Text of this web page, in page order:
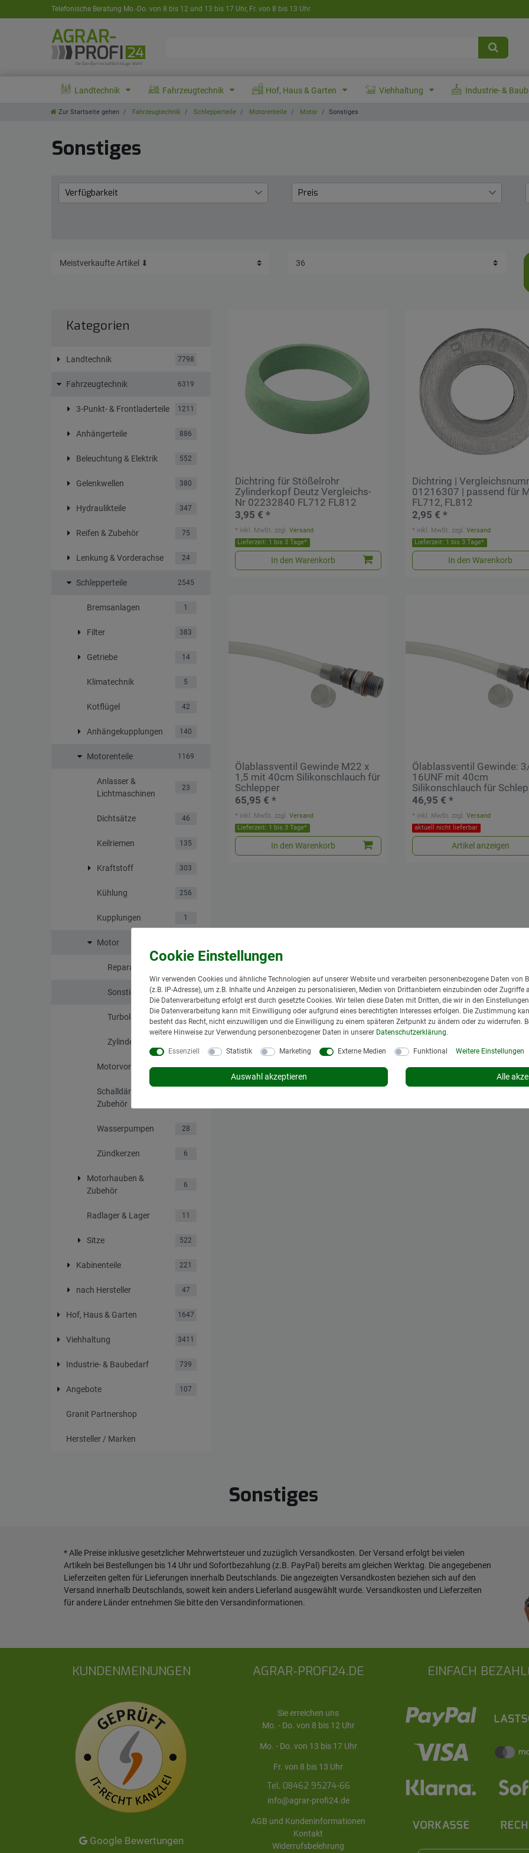
Telefonische Beratung Mo.-Do. von 8 bis 12 und 13 bis 17 Uhr, Fr. von 8 bis 13 Uhr
Landtechnik Fahrzeugtechnik Hof, Haus & Garten Viehhaltung Industrie- &
Zur Startseite gehen Fahrzeugtechnik Schlepperteile Motorenteile Motor Sonstiges
Sonstiges
Verfügbarkeit Preis
Kategorien
Landtechnik 7798
Fahrzeugtechnik 6319
3-Punkt- & Frontladerteile 1211
Anhängerteile 886
Beleuchtung & Elektrik 552
Gelenkwellen 380
Hydraulikteile 347
Reifen & Zubehör 75
Lenkung & Vorderachse 24
Schlepperteile 2545
Bremsanlagen 1
Filter 383
Getriebe 14
Klimatechnik 5
Kotflügel 42
Anhängekupplungen 140
Motorenteile 1169
Anlasser &
Lichtmaschinen
23
Dichtsätze 46
Keilriemen 135
Kraftstoff 303
Kühlung 256
Kupplungen 1
Motor
Reparatursätze
Sonstiges 6
Turbolader 11
Zylinderkopfdichtungen
Motorvorwärmer 19
Schalldämpfer &
Zubehör
Wasserpumpen 28
Zündkerzen 6
Motorhauben &
Zubehör
6
Radlager & Lager 11
Sitze 522
Kabinenteile 221
nach Hersteller 47
Hof, Haus & Garten 1647
Viehhaltung 3411
Industrie- & Baubedarf 739
Angebote 107
Granit Partnershop
Hersteller / Marken
Dichtring für Stößelrohr
Zylinderkopf Deutz Vergleichs-
Nr 02232840 FL712 FL812
3,95 € *
Lieferzeit: 1 bis 3 Tage*
In den Warenkorb
* inkl. MwSt. zzgl.Versand
Dichtring |
01216307 | passend für
FL712, FL812
2,95 € *
Lieferzeit: 1 bis 3 Tage*
In den Warenkorb
* inkl. MwSt. zzgl.Versand
Ölablassventil Gewinde M22 x
1,5 mit 40cm Silikonschlauch für
Schlepper
65,95 € *
Lieferzeit: 1 bis 3 Tage*
In den Warenkorb
* inkl. MwSt. zzgl.Versand
Ölablassventil Gewinde:
16UNF mit 40cm
Silikonschlauch für
46,95 € *
aktuell nicht lieferbar
Artikel anzeigen
* inkl. MwSt. zzgl.Versand
Sonstiges
* Alle Preise inklusive gesetzlicher Mehrwertsteuer und zuzüglich Versandkosten. Der Versand erfolgt bei vielen
Artikeln bei Bestellungen bis 14 Uhr und Sofortbezahlung (z.B. PayPal) bereits am gleichen Werktag. Die angegebenen
Lieferzeiten gelten für Lieferungen innerhalb Deutschlands. Die angezeigten Versandkosten beziehen sich auf den
Versand innerhalb Deutschlands, soweit kein anders Lieferland ausgewählt wurde. Versandkosten und Lieferzeiten
für andere Länder entnehmen Sie bitte den Versandinformationen.
EINFACH
KUNDENMEINUNGEN
Google Bewertungen
AGRAR-PROFI24.DE
Sie erreichen uns
Mo. - Do. von 8 bis 12 Uhr
Mo. - Do. von 13 bis 17 Uhr
Fr. von 8 bis 13 Uhr
Tel. 08462 95274-66
info@agrar-profi24.de
AGB und Kundeninformationen
Kontakt
Widerrufsbelehrung
Wir verwenden Cookies und ähnliche Technologien auf unserer Website und verarbeiten personenbezogene Daten von
(z.B. IP-Adresse), um z.B. Inhalte und Anzeigen zu personalisieren, Medien von Drittanbietern einzubinden oder Zugriffe
Die Datenverarbeitung erfolgt erst durch gesetzte Cookies. Wir teilen diese Daten mit Dritten, die wir in den
Die Datenverarbeitung kann mit Einwilligung oder aufgrund eines berechtigten Interesses erfolgen. Die Zustimmung
besteht das Recht, nicht einzuwilligen und die Einwilligung zu einem späteren Zeitpunkt zu ändern oder zu widerrufen.
weitere Hinweise zur Verwendung personenbezogener Daten in unserer Daten­schutz­erklärung.
Essenziell Statistik Marketing Externe Medien Funktional Weitere Einstellungen
Alle
Auswahl akzeptieren